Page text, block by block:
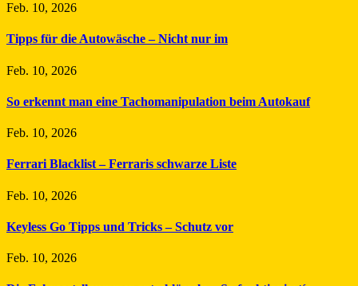
Feb. 10, 2026
Tipps für die Autowäsche – Nicht nur im
Feb. 10, 2026
So erkennt man eine Tachomanipulation beim Autokauf
Feb. 10, 2026
Ferrari Blacklist – Ferraris schwarze Liste
Feb. 10, 2026
Keyless Go Tipps und Tricks – Schutz vor
Feb. 10, 2026